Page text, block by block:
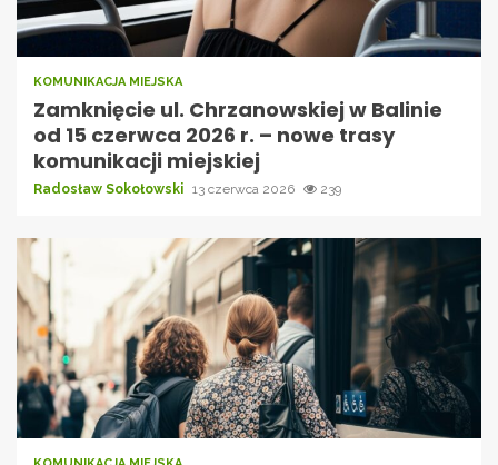
KOMUNIKACJA MIEJSKA
Zamknięcie ul. Chrzanowskiej w Balinie
od 15 czerwca 2026 r. – nowe trasy
komunikacji miejskiej
Radosław Sokołowski 13 czerwca 2026 239